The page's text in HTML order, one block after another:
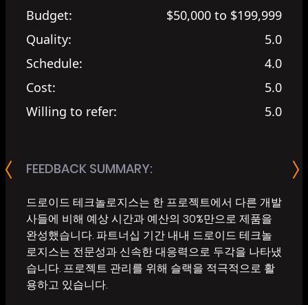
Budget:
$50,000 to $199,999
Quality:
5.0
Schedule:
4.0
Cost:
5.0
Willing to refer:
5.0
FEEDBACK SUMMARY:
드로이드 테크놀로지스는 한 프로젝트에서 다른 개발
사들에 비해 예상 시간과 예산의 30%만으로 제품을
완성했습니다. 파트너십 기간 내내 드로이드 테크놀
로지스는 전문성과 신속한 대응력으로 두각을 나타냈
습니다. 프로젝트 관리를 위해 슬랙을 적극적으로 활
용하고 있습니다.